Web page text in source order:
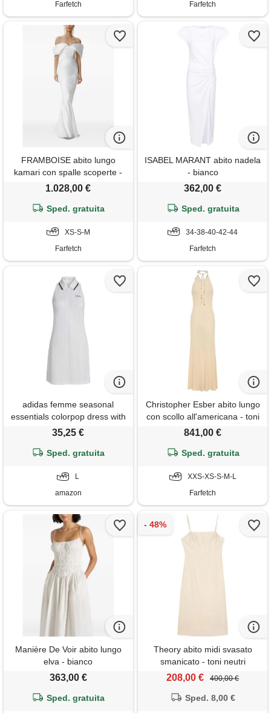
Farfetch
Farfetch
FRAMBOISE abito lungo
kamari con spalle scoperte -
bianco
1.028,00 €
Sped. gratuita
XS-S-M
Farfetch
ISABEL MARANT abito nadela
- bianco
362,00 €
Sped. gratuita
34-38-40-42-44
Farfetch
adidas femme seasonal
essentials colorpop dress with
embroidered graphic,
35,25 €
Sped. gratuita
L
amazon
Christopher Esber abito lungo
con scollo all'americana - toni
neutri
841,00 €
Sped. gratuita
XXS-XS-S-M-L
Farfetch
Manière De Voir abito lungo
elva - bianco
363,00 €
Sped. gratuita
Theory abito midi svasato
smanicato - toni neutri
208,00 € 400,00 €
Sped. 8,00 €